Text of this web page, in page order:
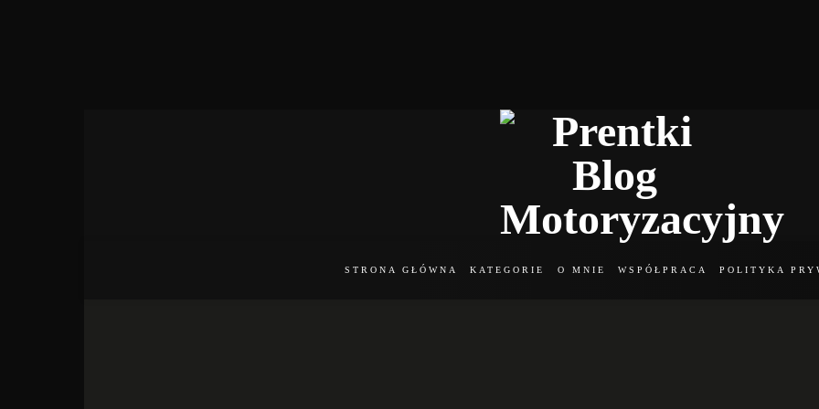
Prentki
Blog
Motoryzacyjny
o
motoryzacji,
i
STRONA GŁÓWNA KATEGORIE O MNIE WSPÓŁPRACA POLITYKA